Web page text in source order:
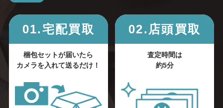
01.宅配買取
梱包セットが届いたら
カメラを入れて送るだけ！
02.店頭買取
査定時間は
約5分